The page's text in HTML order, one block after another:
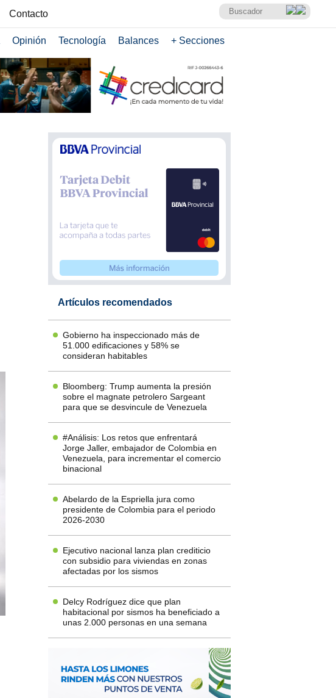
Contacto
Opinión Tecnología Balances + Secciones
Artículos recomendados
Gobierno ha inspeccionado más de
51.000 edificaciones y 58% se
consideran habitables
Bloomberg: Trump aumenta la presión
sobre el magnate petrolero Sargeant
para que se desvincule de Venezuela
#Análisis: Los retos que enfrentará
Jorge Jaller, embajador de Colombia en
Venezuela, para incrementar el comercio
binacional
Abelardo de la Espriella jura como
presidente de Colombia para el periodo
2026-2030
Ejecutivo nacional lanza plan crediticio
con subsidio para viviendas en zonas
afectadas por los sismos
Delcy Rodríguez dice que plan
habitacional por sismos ha beneficiado a
unas 2.000 personas en una semana